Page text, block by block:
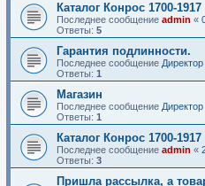
Каталог Конрос 1700-1917
Последнее сообщение admin «
Ответы: 5
Гарантия подлинности.
Последнее сообщение Директор
Ответы: 1
Магазин
Последнее сообщение Директор
Ответы: 1
Каталог Конрос 1700-
Последнее сообщение admin «
Ответы: 3
Пришла рассылка, а